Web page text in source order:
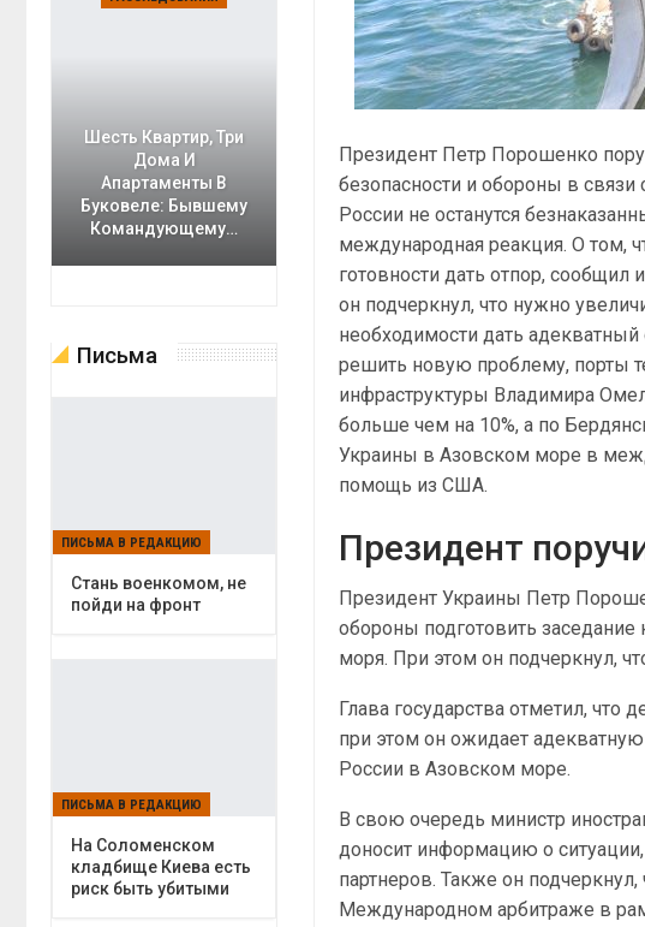
Президент Петр Порошенко
безопасности и обороны в
России не останутся
международная реакция. О том,
готовности дать отпор,
он подчеркнул, что нужно
необходимости дать
решить новую проблему, порты
инфраструктуры Владимира
больше чем на 10%, а по
Украины в Азовском море в
помощь из США.
Президент
Президент Украины Петр
обороны подготовить заседание
моря. При этом он подчеркнул,
Глава государства отметил, что
при этом он ожидает
России в Азовском море.
В свою очередь министр
доносит информацию о
партнеров. Также он
Международном арбитраже в
Шесть Квартир, Три
Дома И
Апартаменты В
Буковеле: Бывшему
Командующему…
Письма
ПИСЬМА В РЕДАКЦИЮ
Cтань военкомом, не
пойди на фронт
ПИСЬМА В РЕДАКЦИЮ
На Соломенском
кладбище Киева есть
риск быть убитыми